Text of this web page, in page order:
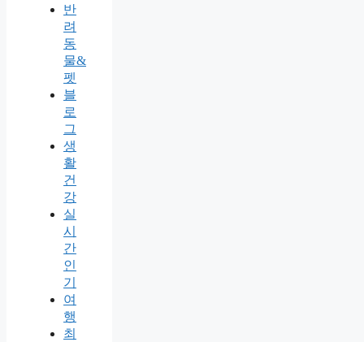
반
려
동
물&
펫
블
로
그
생
활
건
강
실
시
간
인
기
여
행
최